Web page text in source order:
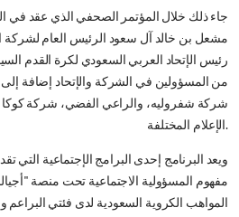
جاء ذلك خلال المؤتمر الصحفي الذي عقد في
مشعل بن خالد آل سعود الرئيس العام لشركة
رئيس الإتحاد العربي السعودي لكرة القدم
من المسؤولين في الشركة والإتحاد إضافة إلى
شركة شفروليه، والراعي الفضي، شركة كوكا
الإعلام المختلفة.
ويعد البرنامج إحدى البرامج الإجتماعية التي
مفهوم المسؤولية الاجتماعية تحت منصة
المواهب الكروية السعودية لدى فئتي البراعم